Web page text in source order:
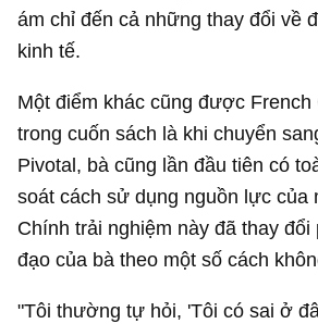
ám chỉ đến cả những thay đổi về
kinh tế.
Một điểm khác cũng được French
trong cuốn sách là khi chuyển
Pivotal, bà cũng lần đầu tiên có
soát cách sử dụng nguồn lực của
Chính trải nghiệm này đã thay đổi
đạo của bà theo một số cách
"Tôi thường tự hỏi, 'Tôi có sai ở